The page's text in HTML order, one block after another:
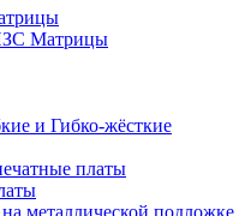
Матрицы
и Гибко-жёсткие
платы
металлической подложке